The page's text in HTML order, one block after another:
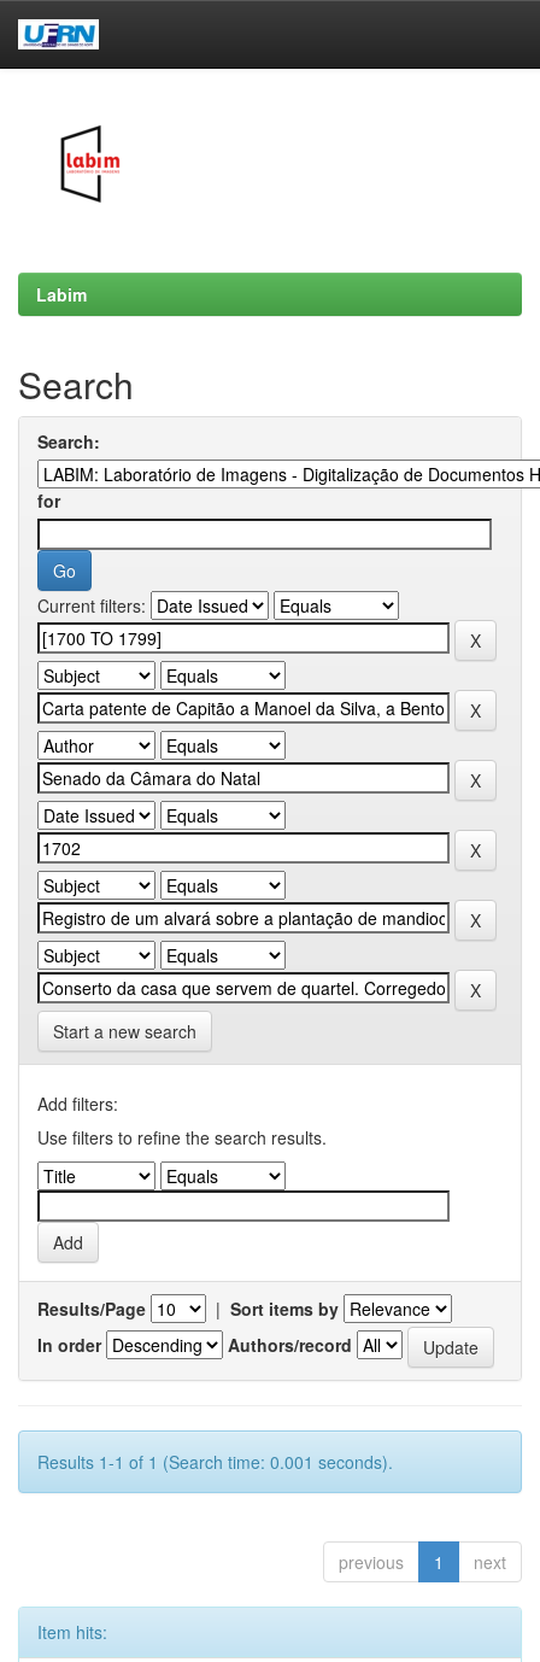
Labim
Search
Search:
for
Current filters:
Start a new search
Add filters:
Use filters to refine the search results.
Results/Page | Sort items by
In order
Authors/record
Results 1-1 of 1 (Search time: 0.001 seconds).
previous 1 next
Item hits: